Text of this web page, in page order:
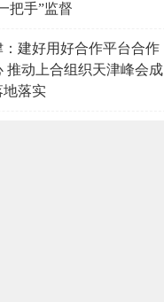
把手”监督
：建好用好合作平台合作
推动上合组织天津峰会成
地落实